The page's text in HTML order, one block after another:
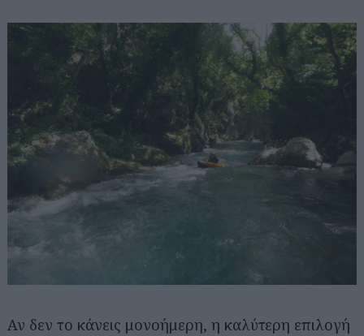
Αν δεν το κάνεις μονοήμερη, η καλύτερη επιλογή